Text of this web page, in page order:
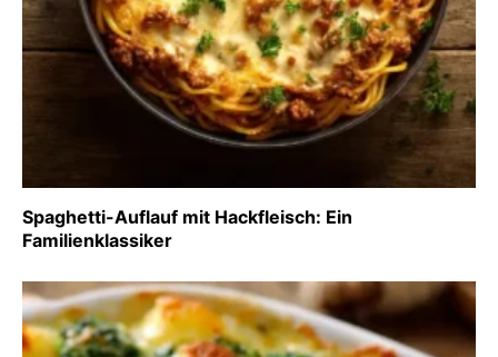
Spaghetti-Auflauf mit Hackfleisch: Ein
Familienklassiker